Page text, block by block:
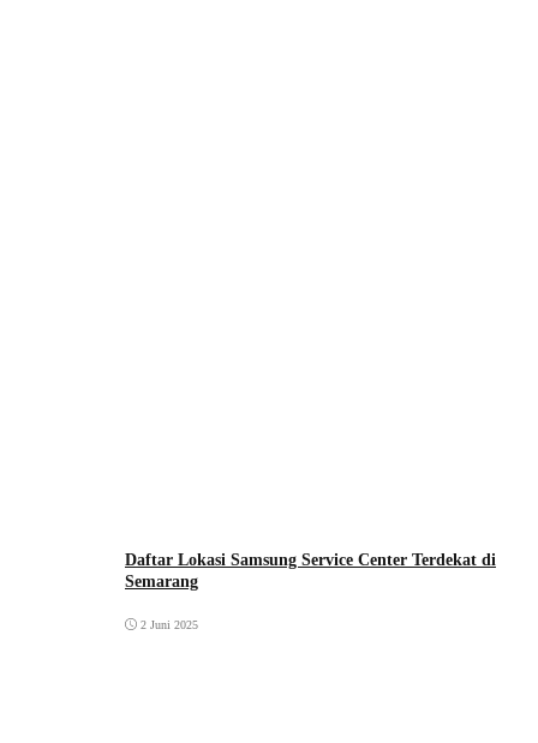
Daftar Lokasi Samsung Service Center Terdekat di
Semarang
2 Juni 2025